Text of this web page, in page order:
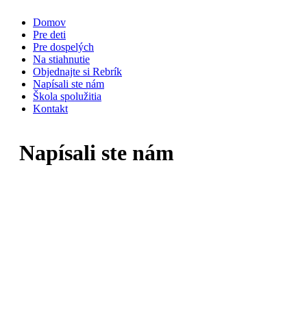
content
Domov
Pre deti
Pre dospelých
Na stiahnutie
Objednajte si Rebrík
Napísali ste nám
Škola spolužitia
Kontakt
Napísali ste nám